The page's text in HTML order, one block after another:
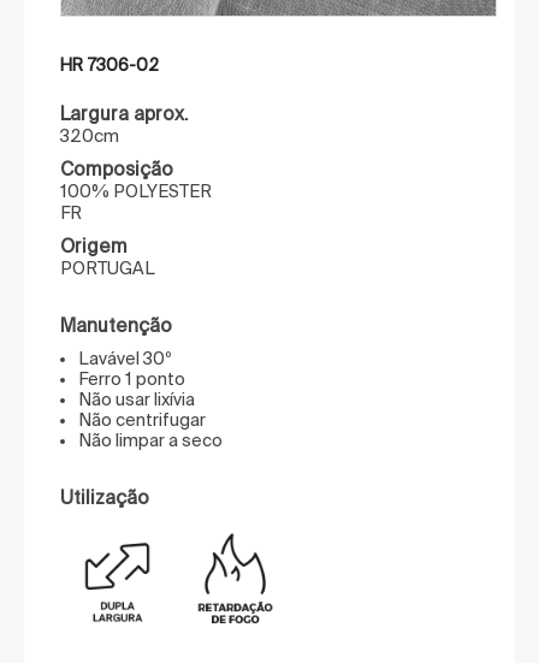
HR 7306-02
Largura aprox.
320cm
Composição
100% POLYESTER
FR
Origem
PORTUGAL
Manutenção
Lavável 30º
Ferro 1 ponto
Não usar lixívia
Não centrifugar
Não limpar a seco
Utilização